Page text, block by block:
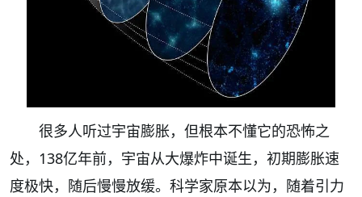
很多人听过宇宙膨胀，但根本不懂它的恐怖之
处，138亿年前，宇宙从大爆炸中诞生，初期膨胀速
度极快，随后慢慢放缓。科学家原本以为，随着引力